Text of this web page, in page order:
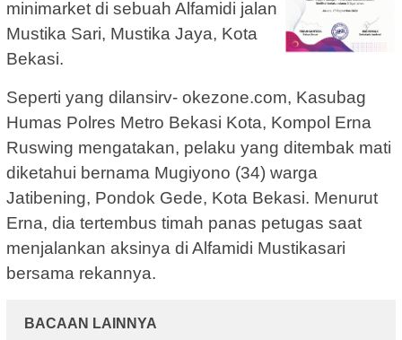
minimarket di sebuah Alfamidi jalan
Mustika Sari, Mustika Jaya, Kota
Bekasi.
Seperti yang dilansirv- okezone.com, Kasubag
Humas Polres Metro Bekasi Kota, Kompol Erna
Ruswing mengatakan, pelaku yang ditembak mati
diketahui bernama Mugiyono (34) warga
Jatibening, Pondok Gede, Kota Bekasi. Menurut
Erna, dia tertembus timah panas petugas saat
menjalankan aksinya di Alfamidi Mustikasari
bersama rekannya.
BACAAN LAINNYA